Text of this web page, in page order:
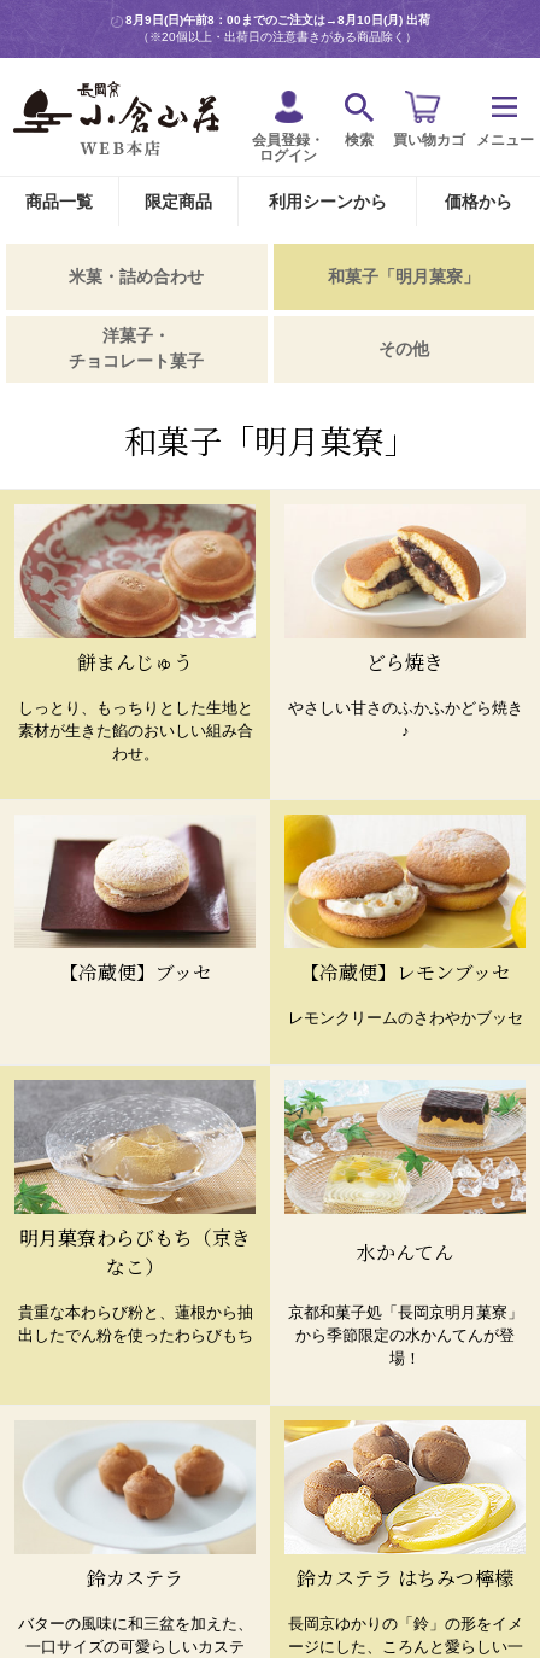
8月9日(日)午前8：00までのご注文は→8月10日(月) 出荷
（※20個以上・出荷日の注意書きがある商品除く）
会員登録・
ログイン
検索 買い物カゴ メニュー
商品一覧 限定商品 利用シーンから 価格から
米菓・詰め合わせ 和菓子「明月菓寮」
洋菓子・
チョコレート菓子
その他
和菓子「明月菓寮」
餅まんじゅう
しっとり、もっちりとした生地と
素材が生きた餡のおいしい組み合
わせ。
どら焼き
やさしい甘さのふかふかどら焼き
♪
【冷蔵便】ブッセ 【冷蔵便】レモンブッセ
レモンクリームのさわやかブッセ
明月菓寮わらびもち（京き
なこ）
貴重な本わらび粉と、蓮根から抽
出したでん粉を使ったわらびもち
水かんてん
京都和菓子処「長岡京明月菓寮」
から季節限定の水かんてんが登
場！
鈴カステラ
バターの風味に和三盆を加えた、
一口サイズの可愛らしいカステ
鈴カステラ はちみつ檸檬
長岡京ゆかりの「鈴」の形をイメ
ージにした、ころんと愛らしい一